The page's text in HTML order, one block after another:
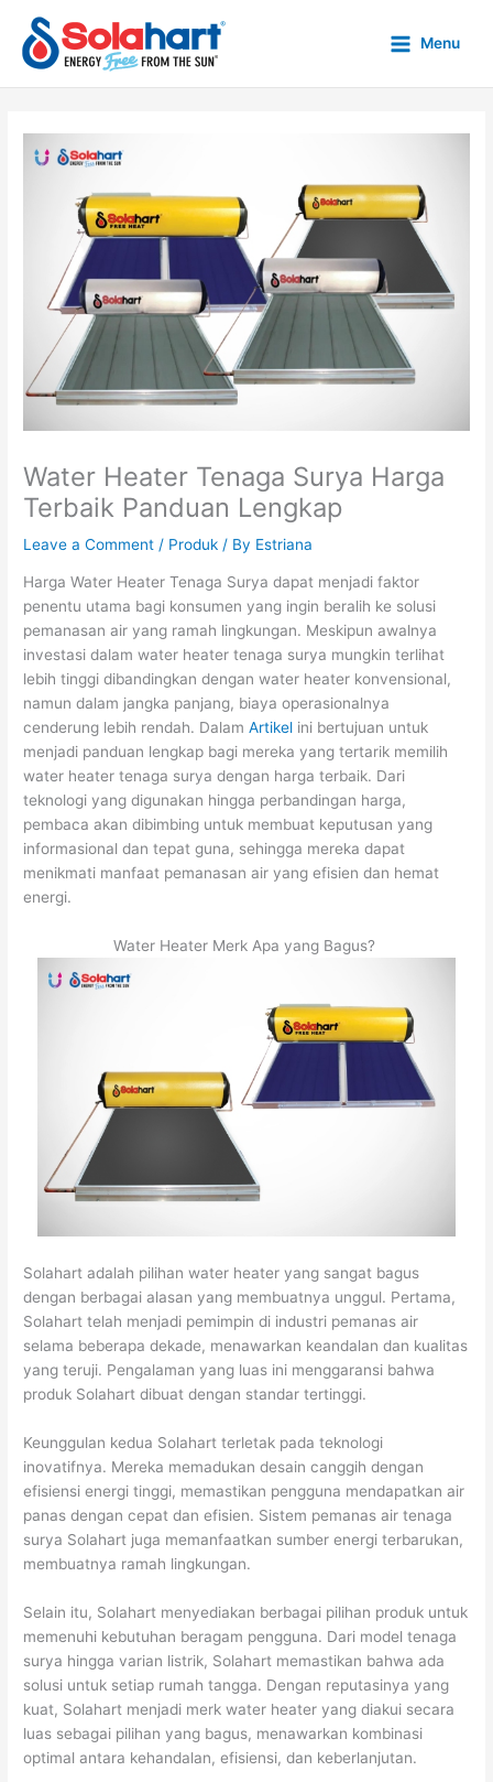
content
Menu
Water Heater Tenaga Surya Harga
Terbaik Panduan Lengkap
Leave a Comment / Produk / By Estriana
Harga Water Heater Tenaga Surya dapat menjadi faktor
penentu utama bagi konsumen yang ingin beralih ke solusi
pemanasan air yang ramah lingkungan. Meskipun awalnya
investasi dalam water heater tenaga surya mungkin terlihat
lebih tinggi dibandingkan dengan water heater konvensional,
namun dalam jangka panjang, biaya operasionalnya
cenderung lebih rendah. DalamArtikel ini bertujuan untuk
menjadi panduan lengkap bagi mereka yang tertarik memilih
water heater tenaga surya dengan harga terbaik. Dari
teknologi yang digunakan hingga perbandingan harga,
pembaca akan dibimbing untuk membuat keputusan yang
informasional dan tepat guna, sehingga mereka dapat
menikmati manfaat pemanasan air yang efisien dan hemat
energi.
Water Heater Merk Apa yang Bagus?
Solahart adalah pilihan water heater yang sangat bagus
dengan berbagai alasan yang membuatnya unggul. Pertama,
Solahart telah menjadi pemimpin di industri pemanas air
selama beberapa dekade, menawarkan keandalan dan kualitas
yang teruji. Pengalaman yang luas ini menggaransi bahwa
produk Solahart dibuat dengan standar tertinggi.
Keunggulan kedua Solahart terletak pada teknologi
inovatifnya. Mereka memadukan desain canggih dengan
efisiensi energi tinggi, memastikan pengguna mendapatkan air
panas dengan cepat dan efisien. Sistem pemanas air tenaga
surya Solahart juga memanfaatkan sumber energi terbarukan,
membuatnya ramah lingkungan.
Selain itu, Solahart menyediakan berbagai pilihan produk untuk
memenuhi kebutuhan beragam pengguna. Dari model tenaga
surya hingga varian listrik, Solahart memastikan bahwa ada
solusi untuk setiap rumah tangga. Dengan reputasinya yang
kuat, Solahart menjadi merk water heater yang diakui secara
luas sebagai pilihan yang bagus, menawarkan kombinasi
optimal antara kehandalan, efisiensi, dan keberlanjutan.